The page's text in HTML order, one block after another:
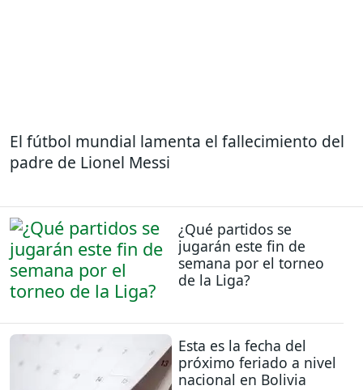
El fútbol mundial lamenta el fallecimiento del
padre de Lionel Messi
¿Qué partidos se
jugarán este fin de
semana por el torneo
de la Liga?
Esta es la fecha del
próximo feriado a nivel
nacional en Bolivia